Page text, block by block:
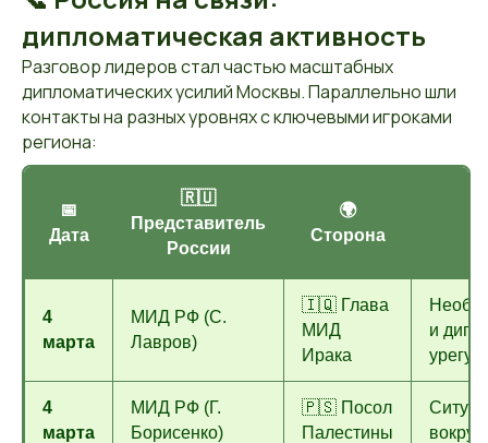
дипломатическая активность
Разговор лидеров стал частью масштабных
дипломатических усилий Москвы. Параллельно шли
контакты на разных уровнях с ключевыми игроками
региона:
📅
Дата
🇷🇺
Представитель
России
🌍
Сторона
4
марта
МИД РФ (С.
Лавров)
🇮🇶 Глава
МИД
Ирака
и
4
марта
МИД РФ (Г.
Борисенко)
🇵🇸 Посол
Палестины